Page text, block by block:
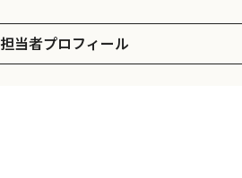
担当者プロフィール